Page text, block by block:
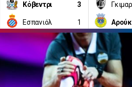
Κόβεντρι 3
Εσπανιόλ 1